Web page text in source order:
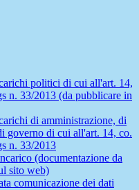
politici di cui all'art. 14,
n. 33/2013 (da pubblicare in
di amministrazione, di
governo di cui all'art. 14, co.
n. 33/2013
(documentazione da
sito web)
comunicazione dei dati